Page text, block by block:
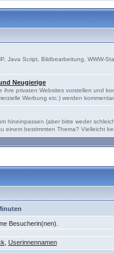
Java Script, Bildbearbeitung, WWW-
Neugierige
privaten Websites vorstellen und
Werbung etc.) werden
hineinpassen (aber bitte weder
einem bestimmten Thema? Vielleicht
Besucherin(nen).
Userinnennamen